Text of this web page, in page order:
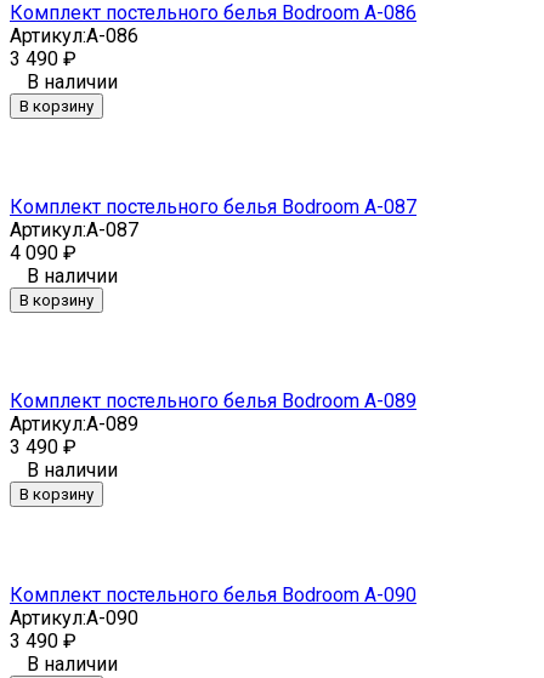
Комплект постельного белья Bodroom A-086
Артикул:A-086
3 490 ₽
В наличии
В корзину
Комплект постельного белья Bodroom A-087
Артикул:A-087
4 090 ₽
В наличии
В корзину
Комплект постельного белья Bodroom A-089
Артикул:A-089
3 490 ₽
В наличии
В корзину
Комплект постельного белья Bodroom A-090
Артикул:A-090
3 490 ₽
В наличии